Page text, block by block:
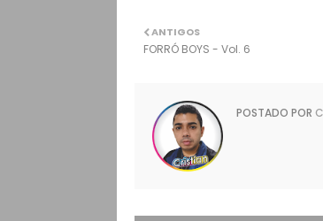
ANTIGOS
FORRÓ BOYS - Vol. 6
POSTADO POR